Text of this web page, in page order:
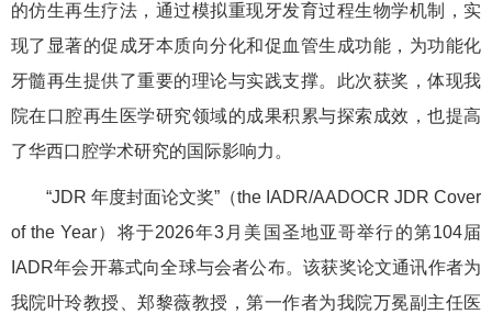
的仿生再生疗法，通过模拟重现牙发育过程生物学机制，实
现了显著的促成牙本质向分化和促血管生成功能，为功能化
牙髓再生提供了重要的理论与实践支撑。此次获奖，体现我
院在口腔再生医学研究领域的成果积累与探索成效，也提高
了华西口腔学术研究的国际影响力。
“JDR 年度封面论文奖”（the IADR/AADOCR JDR Cover
of the Year）将于2026年3月美国圣地亚哥举行的第104届
IADR年会开幕式向全球与会者公布。该获奖论文通讯作者为
我院叶玲教授、郑黎薇教授，第一作者为我院万冕副主任医